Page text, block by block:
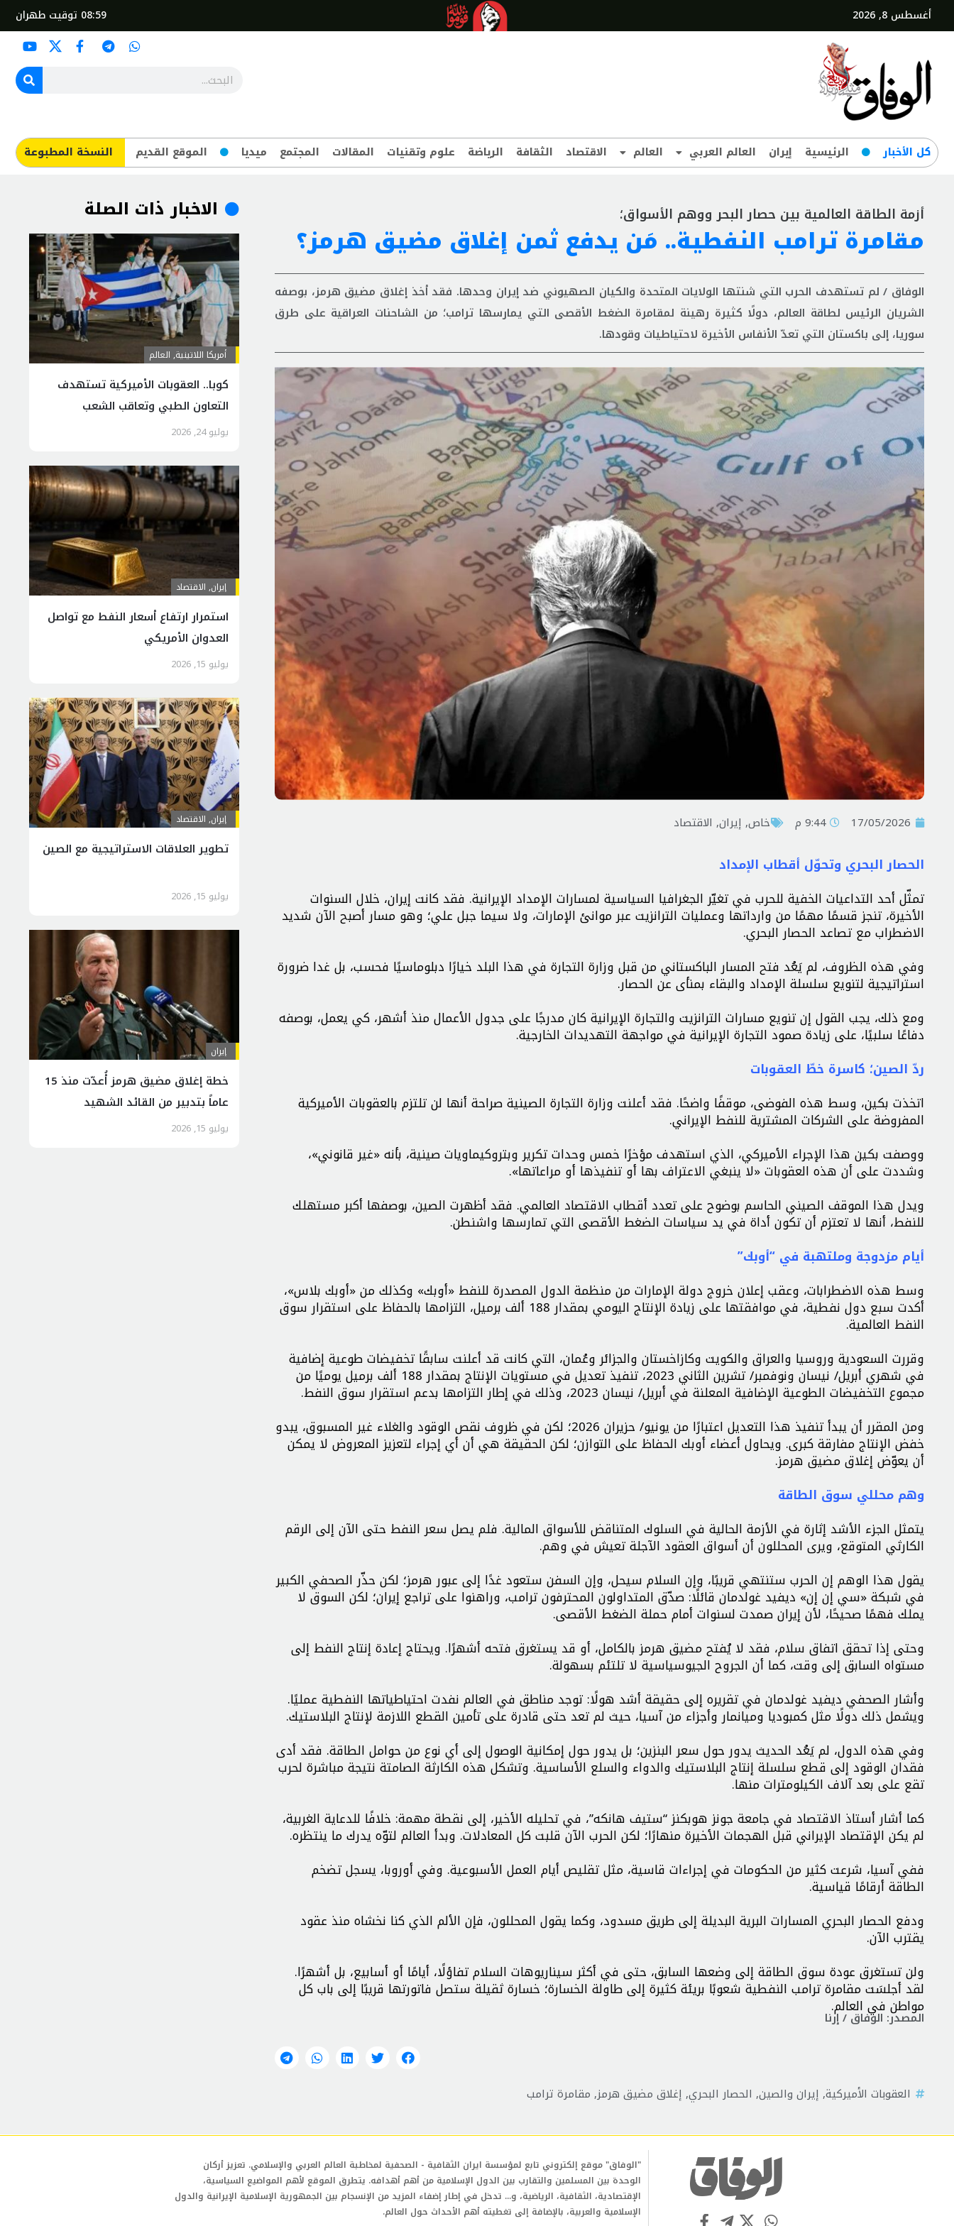
أغسطس 8, 2026 08:59 توقيت طهران
کل‌ الأخبار الرئيسية إيران العالم العربي العالم الاقتصاد الثقافة الرياضة علوم وتقنيات المقالات المجتمع ميديا الموقع القديم ​النسخة المطبوعة
أزمة الطاقة العالمية بين حصار البحر ووهم الأسواق؛
مقامرة ترامب النفطية.. مَن يدفع ثمن إغلاق مضيق هرمز؟
الوفاق / لم تستهدف الحرب التي شنتها الولايات المتحدة والكيان الصهيوني ضد إيران وحدها. فقد أخذ إغلاق مضيق هرمز، بوصفه
الشريان الرئيس لطاقة العالم، دولًا كثيرة رهينة لمقامرة الضغط الأقصى التي يمارسها ترامب؛ من الشاحنات العراقية على طرق
سوريا، إلى باكستان التي تعدّ الأنفاس الأخيرة لاحتياطيات وقودها.
17/05/2026 9:44 م خاص, إيران, الاقتصاد
الحصار البحري وتحوّل أقطاب الإمداد
تمثّل أحد التداعيات الخفية للحرب في تغيّر الجغرافيا السياسية لمسارات الإمداد الإيرانية. فقد كانت إيران، خلال السنوات
الأخيرة، تنجز قسمًا مهمًا من وارداتها وعمليات الترانزيت عبر موانئ الإمارات، ولا سيما جبل علي؛ وهو مسار أصبح الآن شديد
الاضطراب مع تصاعد الحصار البحري.
وفي هذه الظروف، لم يَعُد فتح المسار الباكستاني من قبل وزارة التجارة في هذا البلد خيارًا دبلوماسيًا فحسب، بل غدا ضرورة
استراتيجية لتنويع سلسلة الإمداد والبقاء بمنأى عن الحصار.
ومع ذلك، يجب القول إن تنويع مسارات الترانزيت والتجارة الإيرانية كان مدرجًا على جدول الأعمال منذ أشهر، كي يعمل، بوصفه
دفاعًا سلبيًا، على زيادة صمود التجارة الإيرانية في مواجهة التهديدات الخارجية.
ردّ الصين؛ كاسرة خطّ العقوبات
اتخذت بكين، وسط هذه الفوضى، موقفًا واضحًا. فقد أعلنت وزارة التجارة الصينية صراحة أنها لن تلتزم بالعقوبات الأميركية
المفروضة على الشركات المشترية للنفط الإيراني.
ووصفت بكين هذا الإجراء الأميركي، الذي استهدف مؤخرًا خمس وحدات تكرير وبتروكيماويات صينية، بأنه «غير قانوني»،
وشددت على أن هذه العقوبات «لا ينبغي الاعتراف بها أو تنفيذها أو مراعاتها».
ويدل هذا الموقف الصيني الحاسم بوضوح على تعدد أقطاب الاقتصاد العالمي. فقد أظهرت الصين، بوصفها أكبر مستهلك
للنفط، أنها لا تعتزم أن تكون أداة في يد سياسات الضغط الأقصى التي تمارسها واشنطن.
أيام مزدوجة وملتهبة في “أوبك”
وسط هذه الاضطرابات، وعقب إعلان خروج دولة الإمارات من منظمة الدول المصدرة للنفط «أوبك» وكذلك من «أوبك بلاس»،
أكدت سبع دول نفطية، في موافقتها على زيادة الإنتاج اليومي بمقدار 188 ألف برميل، التزامها بالحفاظ على استقرار سوق
النفط العالمية.
وقررت السعودية وروسيا والعراق والكويت وكازاخستان والجزائر وعُمان، التي كانت قد أعلنت سابقًا تخفيضات طوعية إضافية
في شهري أبريل/ نيسان ونوفمبر/ تشرين الثاني 2023، تنفيذ تعديل في مستويات الإنتاج بمقدار 188 ألف برميل يوميًا من
مجموع التخفيضات الطوعية الإضافية المعلنة في أبريل/ نيسان 2023، وذلك في إطار التزامها بدعم استقرار سوق النفط.
ومن المقرر أن يبدأ تنفيذ هذا التعديل اعتبارًا من يونيو/ حزيران 2026؛ لكن في ظروف نقص الوقود والغلاء غير المسبوق، يبدو
خفض الإنتاج مفارقة كبرى. ويحاول أعضاء أوبك الحفاظ على التوازن؛ لكن الحقيقة هي أن أي إجراء لتعزيز المعروض لا يمكن
أن يعوّض إغلاق مضيق هرمز.
وهم محللي سوق الطاقة
يتمثل الجزء الأشد إثارة في الأزمة الحالية في السلوك المتناقض للأسواق المالية. فلم يصل سعر النفط حتى الآن إلى الرقم
الكارثي المتوقع، ويرى المحللون أن أسواق العقود الآجلة تعيش في وهم.
يقول هذا الوهم إن الحرب ستنتهي قريبًا، وإن السلام سيحل، وإن السفن ستعود غدًا إلى عبور هرمز؛ لكن حذّر الصحفي الكبير
في شبكة «سي إن إن» ديفيد غولدمان قائلًا: صدّق المتداولون المحترفون ترامب، وراهنوا على تراجع إيران؛ لكن السوق لا
يملك فهمًا صحيحًا، لأن إيران صمدت لسنوات أمام حملة الضغط الأقصى.
وحتى إذا تحقق اتفاق سلام، فقد لا يُفتح مضيق هرمز بالكامل، أو قد يستغرق فتحه أشهرًا. ويحتاج إعادة إنتاج النفط إلى
مستواه السابق إلى وقت، كما أن الجروح الجيوسياسية لا تلتئم بسهولة.
وأشار الصحفي ديفيد غولدمان في تقريره إلى حقيقة أشد هولًا: توجد مناطق في العالم نفدت احتياطياتها النفطية عمليًا.
ويشمل ذلك دولًا مثل كمبوديا وميانمار وأجزاء من آسيا، حيث لم تعد حتى قادرة على تأمين القطع اللازمة لإنتاج البلاستيك.
وفي هذه الدول، لم يَعُد الحديث يدور حول سعر البنزين؛ بل يدور حول إمكانية الوصول إلى أي نوع من حوامل الطاقة. فقد أدى
فقدان الوقود إلى قطع سلسلة إنتاج البلاستيك والدواء والسلع الأساسية. وتشكل هذه الكارثة الصامتة نتيجة مباشرة لحرب
تقع على بعد آلاف الكيلومترات منها.
كما أشار أستاذ الاقتصاد في جامعة جونز هوبكنز “ستيف هانكه”، في تحليله الأخير، إلى نقطة مهمة: خلافًا للدعاية الغربية،
لم يكن الإقتصاد الإيراني قبل الهجمات الأخيرة منهارًا؛ لكن الحرب الآن قلبت كل المعادلات. وبدأ العالم لتوّه يدرك ما ينتظره.
ففي آسيا، شرعت كثير من الحكومات في إجراءات قاسية، مثل تقليص أيام العمل الأسبوعية. وفي أوروبا، يسجل تضخم
الطاقة أرقامًا قياسية.
ودفع الحصار البحري المسارات البرية البديلة إلى طريق مسدود، وكما يقول المحللون، فإن الألم الذي كنا نخشاه منذ عقود
يقترب الآن.
ولن تستغرق عودة سوق الطاقة إلى وضعها السابق، حتى في أكثر سيناريوهات السلام تفاؤلًا، أيامًا أو أسابيع، بل أشهرًا.
لقد أجلسَت مقامرة ترامب النفطية شعوبًا بريئة كثيرة إلى طاولة الخسارة؛ خسارة ثقيلة ستصل فاتورتها قريبًا إلى باب كل
مواطن في العالم.
المصدر: الوفاق / إرنا
العقوبات الأميركية, إيران والصين, الحصار البحري, إغلاق مضيق هرمز, مقامرة ترامب
الاخبار ذات الصلة
أمريكا اللاتينية, العالم
كوبا.. العقوبات الأميركية تستهدف
التعاون الطبي وتعاقب الشعب
يوليو 24, 2026
إيران, الاقتصاد
استمرار ارتفاع أسعار النفط مع تواصل
العدوان الأمريكي
يوليو 15, 2026
إيران, الاقتصاد
تطوير العلاقات الاستراتيجية مع الصين
يوليو 15, 2026
إيران
خطة إغلاق مضيق هرمز أُعدّت منذ 15
عاماً بتدبير من القائد الشهيد
يوليو 15, 2026
"الوفاق" موقع إلكتروني تابع لمؤسسة ايران الثقافية - الصحفية لمخاطبة العالم العربي والإسلامي. تعزيز أركان
الوحدة بين المسلمين والتقارب بين الدول الإسلامية من أهم أهدافه. يتطرق الموقع لأهم المواضيع السياسية،
الإقتصادية، الثقافية، الرياضية، و... تدخل في إطار إضفاء المزيد من الإنسجام بين الجمهورية الإسلامية الإيرانية والدول
الإسلامية والعربية، بالإضافة إلى تغطيته أهم الأحداث حول العالم.